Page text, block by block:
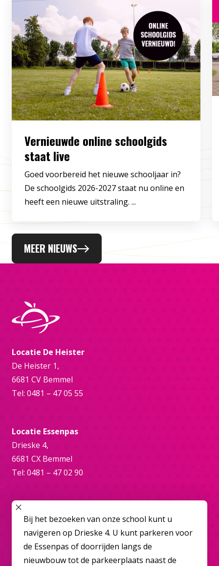
Vernieuwde online schoolgids
staat live
Goed voorbereid het nieuwe schooljaar in?
De schoolgids 2026-2027 staat nu online en
heeft een nieuwe uitstraling. ...
MEER NIEUWS
Locatie De Heister
De Heister 1,
6681 CV Bemmel
Tel: 0481 – 47 05 55
Locatie Essenpas
Drieske 4,
6681 CX Bemmel
Tel: 0481 – 47 02 90
Online
bemmel@overbetuwecollege.nl
SLUIT POPUP
Bij het bezoeken van onze school kunt u
navigeren op Drieske 4. U kunt parkeren voor
de Essenpas of doorrijden langs de
nieuwbouw tot de parkeerplaats naast de